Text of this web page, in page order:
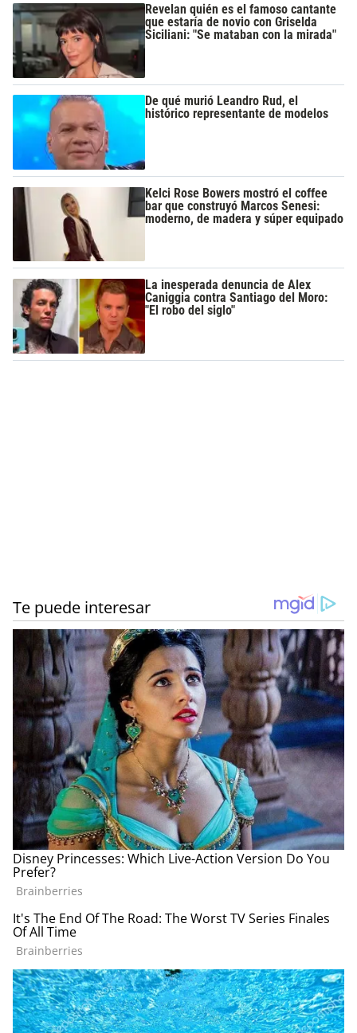
Revelan quién es el famoso cantante
que estaría de novio con Griselda
Siciliani: "Se mataban con la mirada"
De qué murió Leandro Rud, el
histórico representante de modelos
Kelci Rose Bowers mostró el coffee
bar que construyó Marcos Senesi:
moderno, de madera y súper equipado
La inesperada denuncia de Alex
Caniggia contra Santiago del Moro:
"El robo del siglo"